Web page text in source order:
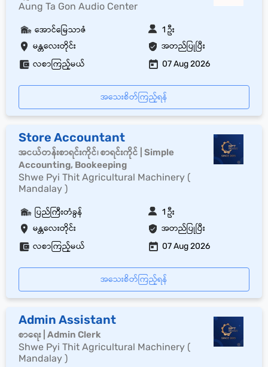
Aung Ta Gon Audio Center
မန္တလေးတိုင်း အတည်ပြုပြီး
အောင်မြေသာဇံ 1 ဦး
လစာကြည့်မယ် 07 Aug 2026
အသေးစိတ်ကြည့်ရန်
Store Accountant
အငယ်တန်းစာရင်းကိုင်၊ စာရင်းကိုင် | Simple
Accounting, Bookeeping
Shwe Pyi Thit Agricultural Machinery (
Mandalay )
မန္တလေးတိုင်း အတည်ပြုပြီး
ပြည်ကြီးတံခွန် 1 ဦး
လစာကြည့်မယ် 07 Aug 2026
အသေးစိတ်ကြည့်ရန်
Admin Assistant
စာရေး | Admin Clerk
Shwe Pyi Thit Agricultural Machinery (
Mandalay )